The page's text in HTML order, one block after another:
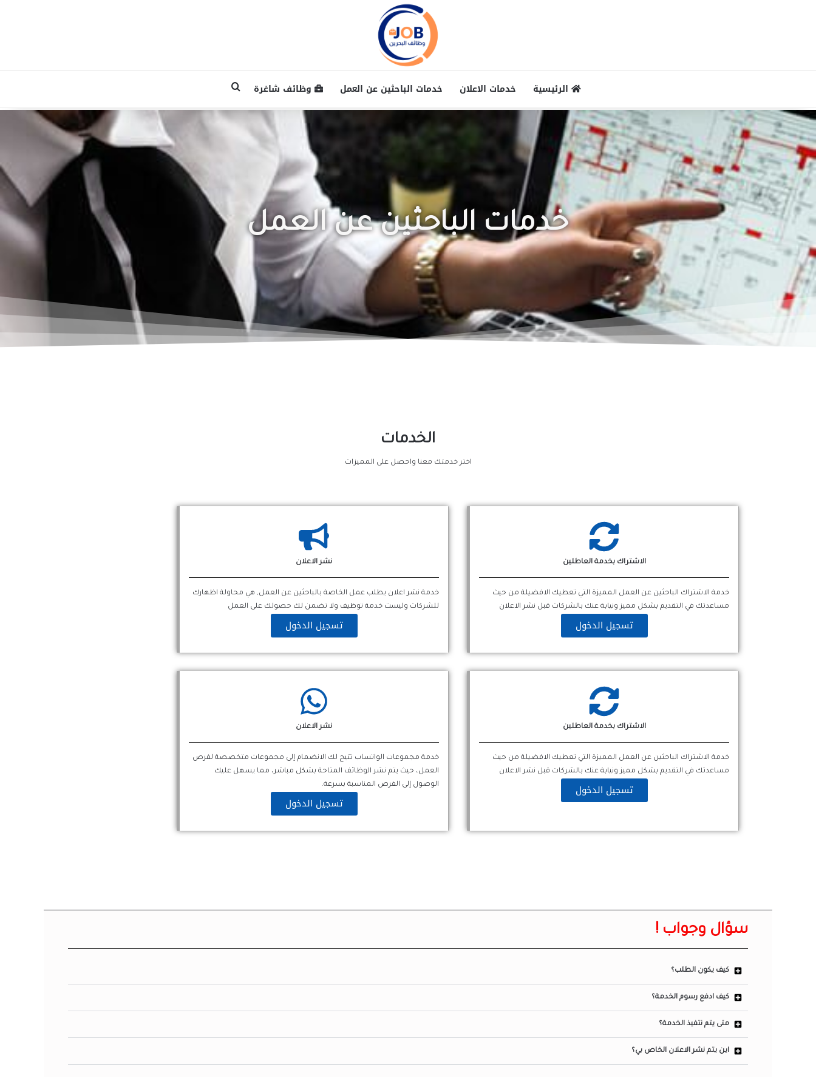
الرئيسية خدمات الاعلان خدمات الباحثين عن العمل وظائف شاغرة
خدمات الباحثين عن العمل
الخدمات
اختر خدمتك معنا واحصل على المميزات
الاشتراك بخدمة العاطلين
خدمة الاشتراك الباحثين عن العمل المميزة التي تعطيك الافضيلة من حيث
مساعدتك في التقديم بشكل مميز ونيابة عنك بالشركات قبل نشر الاعلان
تسجيل الدخول
نشر الاعلان
خدمة نشر اعلان يطلب عمل الخاصة بالباحثين عن العمل, هي محاولة اظهارك
للشركات وليست خدمة توظيف ولا تضمن لك حصولك على العمل
تسجيل الدخول
الاشتراك بخدمة العاطلين
خدمة الاشتراك الباحثين عن العمل المميزة التي تعطيك الافضيلة من حيث
مساعدتك في التقديم بشكل مميز ونيابة عنك بالشركات قبل نشر الاعلان
تسجيل الدخول
نشر الاعلان
خدمة مجموعات الواتساب تتيح لك الانضمام إلى مجموعات متخصصة لفرص
العمل، حيث يتم نشر الوظائف المتاحة بشكل مباشر، مما يسهل عليك
الوصول إلى الفرص المناسبة بسرعة.
تسجيل الدخول
سؤال وجواب !
كيف يكون الطلب؟
كيف ادفع رسوم الخدمة؟
متى يتم نتفيذ الخدمة؟
اين يتم نشر الاعلان الخاص بي؟